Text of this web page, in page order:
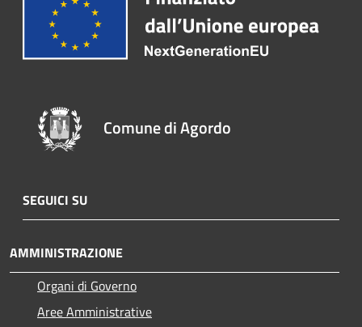
Comune di Agordo
SEGUICI SU
AMMINISTRAZIONE
Organi di Governo
Aree Amministrative